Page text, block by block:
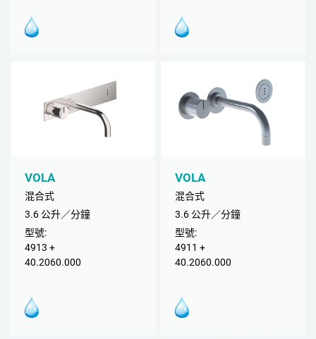
VOLA
混合式
3.6 公升／分鐘
型號:
4913 +
40.2060.000
VOLA
混合式
3.6 公升／分鐘
型號:
4911 +
40.2060.000